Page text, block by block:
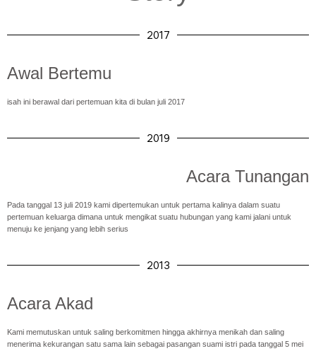
2017
Awal Bertemu
isah ini berawal dari pertemuan kita di bulan juli 2017
2019
Acara Tunangan
Pada tanggal 13 juli 2019 kami dipertemukan untuk pertama kalinya dalam suatu
pertemuan keluarga dimana untuk mengikat suatu hubungan yang kami jalani untuk
menuju ke jenjang yang lebih serius
2013
Acara Akad
Kami memutuskan untuk saling berkomitmen hingga akhirnya menikah dan saling
menerima kekurangan satu sama lain sebagai pasangan suami istri pada tanggal 5 mei